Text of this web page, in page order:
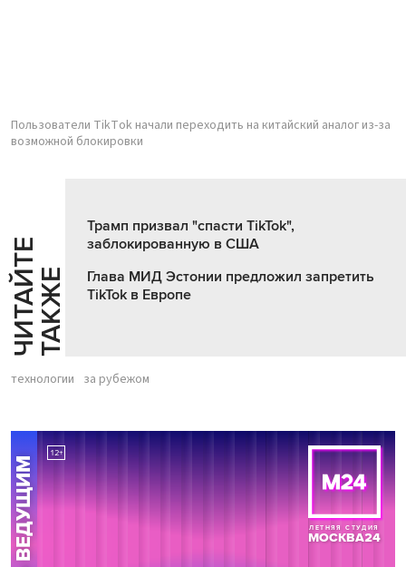
Пользователи TikTok начали переходить на китайский аналог из-за
возможной блокировки
Ч
И
Т
АЙ
Т
Е
Т
А
К
ЖЕ
Трамп призвал "спасти TikTok",
заблокированную в США
Глава МИД Эстонии предложил запретить
TikTok в Европе
технологии за рубежом